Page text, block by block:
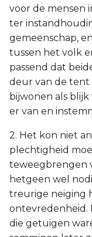
voor de mensen
ter
gemeenschap,
tussen het volk
passend dat
deur van de tent
bijwonen als
er van en
2. Het kon niet
plechtigheid
teweegbrengen
hetgeen wel
treurige neiging
ontevredenheid.
die getuigen